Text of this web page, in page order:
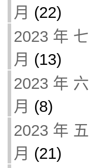
月 (22)
2023 年 七
月 (13)
2023 年 六
月 (8)
2023 年 五
月 (21)